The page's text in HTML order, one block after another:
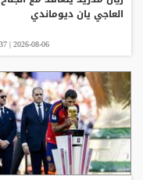
العاجي يان ديوماندي
2026-08-06 | 08:37 م